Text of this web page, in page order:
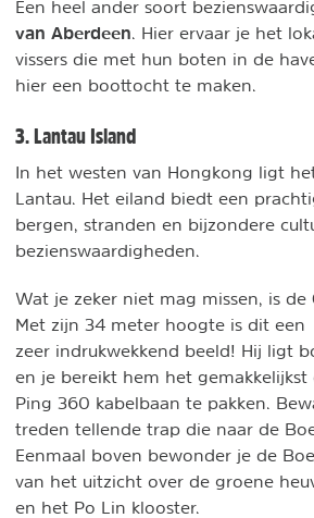
Een heel ander soort
van Aberdeen. Hier ervaar je het
vissers die met hun boten in de
hier een boottocht te maken.
3. Lantau Island
In het westen van Hongkong ligt
Lantau. Het eiland biedt een
bergen, stranden en bijzondere
bezienswaardigheden.
Wat je zeker niet mag missen, is de
Met zijn 34 meter hoogte is dit een
zeer indrukwekkend beeld! Hij ligt
en je bereikt hem het
Ping 360 kabelbaan te pakken.
treden tellende trap die naar de
Eenmaal boven bewonder je de
van het uitzicht over de groene
en het Po Lin klooster.